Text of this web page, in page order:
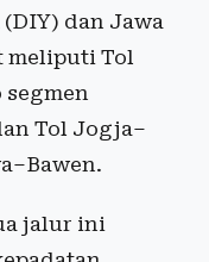
dan Jawa
meliputi Tol
Tol Jogja–
jalur ini